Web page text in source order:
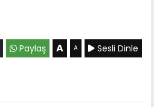
Paylaş A A Sesli Dinle